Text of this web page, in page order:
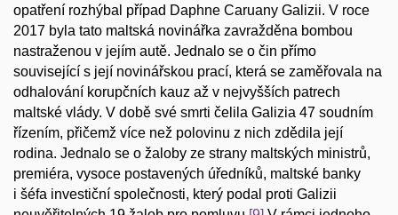
opatření rozhýbal případ Daphne Caruany Galizii. V roce
2017 byla tato maltská novinářka zavražděna bombou
nastraženou v jejím autě. Jednalo se o čin přímo
související s její novinářskou prací, která se zaměřovala na
odhalování korupčních kauz až v nejvyšších patrech
maltské vlády. V době své smrti čelila Galizia 47 soudním
řízením, přičemž více než polovinu z nich zdědila její
rodina. Jednalo se o žaloby ze strany maltských ministrů,
premiéra, vysoce postavených úředníků, maltské banky
i šéfa investiční společnosti, který podal proti Galizii